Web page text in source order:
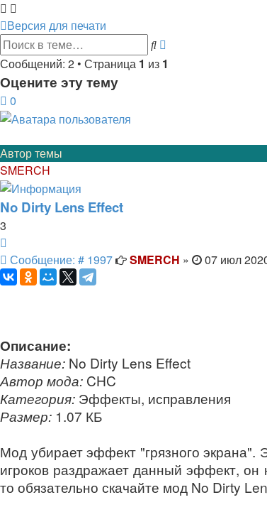
Версия для печати
Поиск
поиск
Сообщений: 2 • Страница 1 из 1
Оцените эту тему
0
Автор темы
SMERCH
No Dirty Lens Effect
3
Сообщение: # 1997Сообщение
SMERCH » 07 июл
Описание:
Название: No Dirty Lens Effect
Автор мода: CHC
Категория: Эффекты, исправления
Размер: 1.07 КБ
Мод убирает эффект "грязного
игроков раздражает данный эффект, он
то обязательно скачайте мод No Dirty